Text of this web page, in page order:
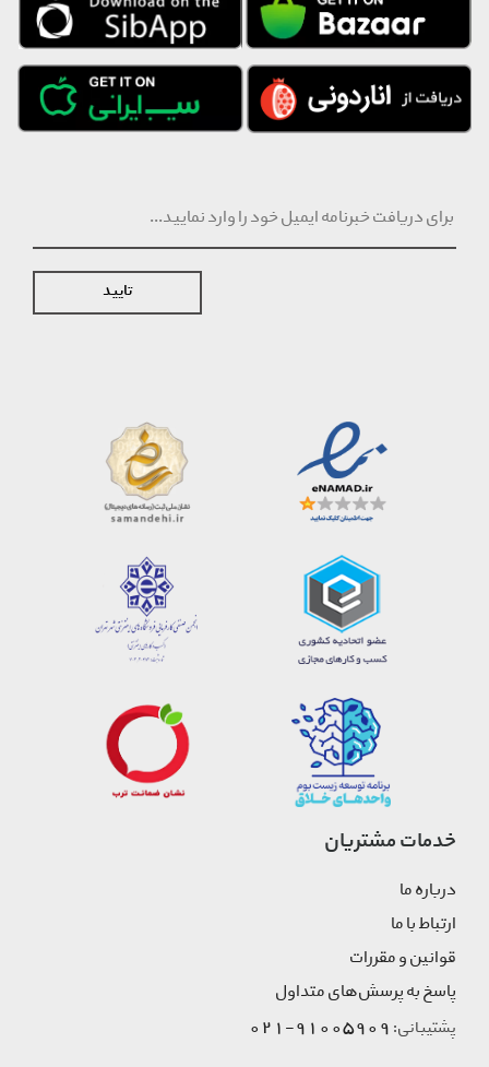
تایید
خدمات مشتریان
درباره ما
ارتباط با ما
قوانین و مقررات
پاسخ به پرسش‌های متداول
پشتیبانی:91005909-021